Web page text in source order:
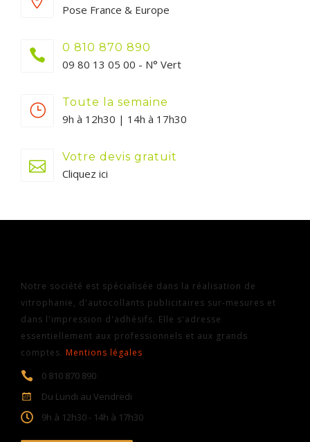
Pose France & Europe
0 810 870 890
09 80 13 05 00 - N° Vert
Toute la semaine
9h à 12h30 | 14h à 17h30
Votre devis gratuit
Cliquez ici
Notre société est spécialisée dans la réalisation de
vitrophanie, d'autocollants publicitaires sur-mesures et
dans l'impression d'adhésifs. Elle s'adresse
essentiellement aux professionnels et aux grands
comptes. Mentions légales
0 810 870 890
Du Lundi au Vendredi
9h à 12h30 - 14h à 17h30